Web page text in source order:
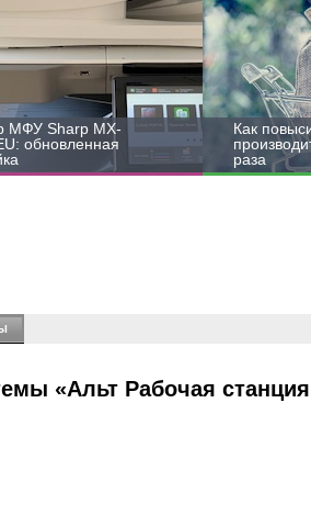
МФУ Sharp MX-
обновленная
Как
раза
«Альт Рабочая